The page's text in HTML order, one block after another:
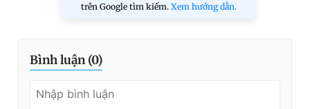
trên Google tìm kiếm. Xem hướng dẫn.
Bình luận (0)